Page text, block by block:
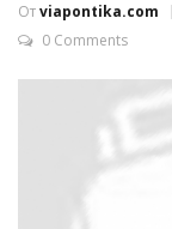
Отviapontika.com
0 Comments